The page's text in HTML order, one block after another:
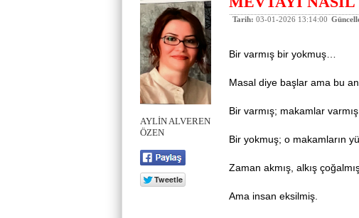
AYLİN ALVEREN
ÖZEN
Tarih: 03-01-2026 13:14:00
Bir varmış bir yokmuş…
Masal diye başlar ama bu
Bir varmış; makamlar
Bir yokmuş; o makamların
Zaman akmış, alkış
Ama insan eksilmiş.